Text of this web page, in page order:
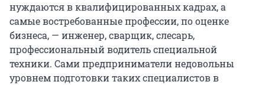
нуждаются в квалифицированных кадрах, а
самые востребованные профессии, по оценке
бизнеса, — инженер, сварщик, слесарь,
профессиональный водитель специальной
техники. Сами предприниматели недовольны
уровнем подготовки таких специалистов в